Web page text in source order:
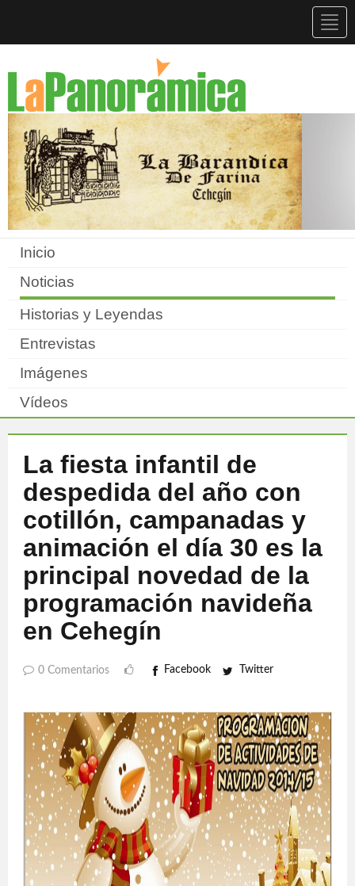
Inicio
Noticias
Historias y Leyendas
Entrevistas
Imágenes
Vídeos
La fiesta infantil de
despedida del año con
cotillón, campanadas y
animación el día 30 es la
principal novedad de la
programación navideña
en Cehegín
0 Comentarios Facebook Twitter